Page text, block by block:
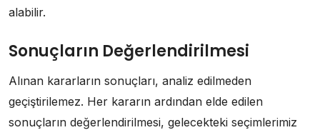
alabilir.
Sonuçların Değerlendirilmesi
Alınan kararların sonuçları, analiz edilmeden
geçiştirilemez. Her kararın ardından elde edilen
sonuçların değerlendirilmesi, gelecekteki seçimlerimiz